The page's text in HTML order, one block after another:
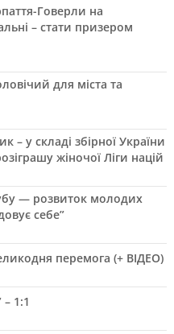
Говерли на
– стати призером
для міста та
– у складі збірної України
жіночої Ліги націй
— розвиток молодих
себе”
перемога (+ ВІДЕО)
1:1